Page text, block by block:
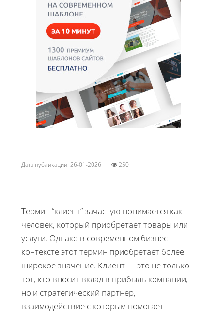
Дата публикации: 26-01-2026 250
Термин “клиент” зачастую понимается как
человек, который приобретает товары или
услуги. Однако в современном бизнес-
контексте этот термин приобретает более
широкое значение. Клиент — это не только
тот, кто вносит вклад в прибыль компании,
но и стратегический партнер,
взаимодействие с которым помогает